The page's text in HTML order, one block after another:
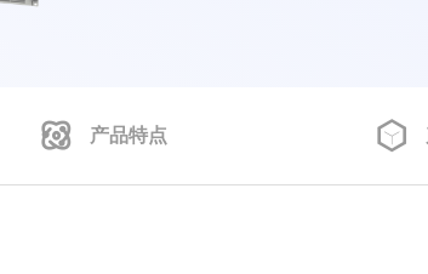
产品特点